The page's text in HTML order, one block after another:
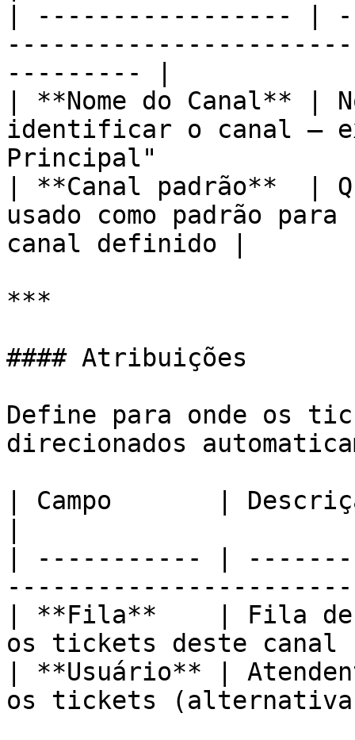
| ----------------- |
--------- |
| **Nome do Canal** |
identificar o canal — ex:
Principal"
| **Canal padrão**  |
usado como padrão
canal definido |
***
#### Atribuições
Define para onde os
direcionados
| Campo       |
| ----------- |
| **Fila**    | Fila de
os tickets deste
| **Usuário** |
os tickets